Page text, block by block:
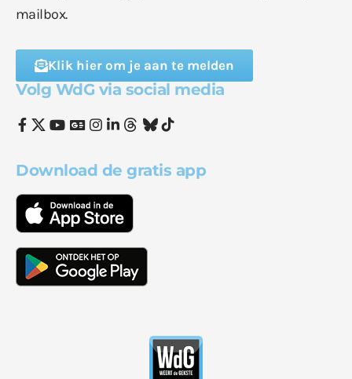
mailbox.
Klik hier om je aan te melden
Volg WdG via social media
Download de gratis app